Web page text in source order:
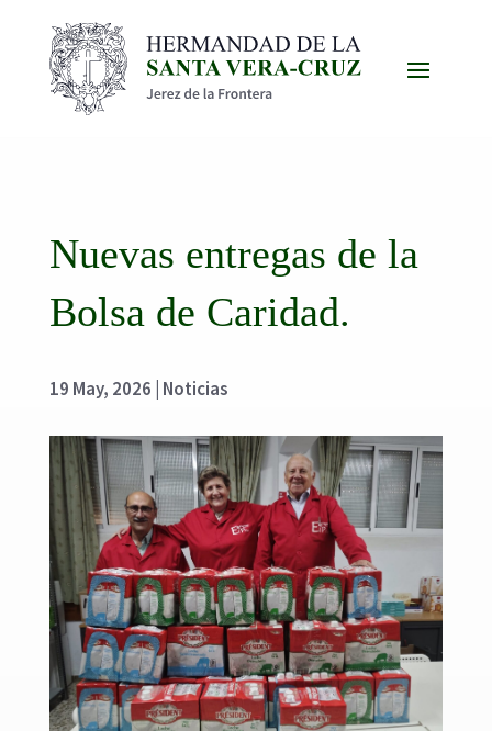
Nuevas entregas de la
Bolsa de Caridad.
19 May, 2026 Noticias